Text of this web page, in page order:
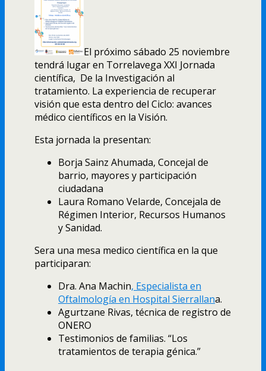
El próximo sábado 25 noviembre
tendrá lugar en Torrelavega XXI Jornada
científica, De la Investigación al
tratamiento. La experiencia de recuperar
visión que esta dentro del Ciclo: avances
médico científicos en la Visión.
Esta jornada la presentan:
Borja Sainz Ahumada, Concejal de
barrio, mayores y participación
ciudadana
Laura Romano Velarde, Concejala de
Régimen Interior, Recursos Humanos
y Sanidad.
Sera una mesa medico científica en la que
participaran:
Dra. Ana Machin, Especialista en
Oftalmología en Hospital Sierrallana.
Agurtzane Rivas, técnica de registro de
ONERO
Testimonios de familias. “Los
tratamientos de terapia génica.”